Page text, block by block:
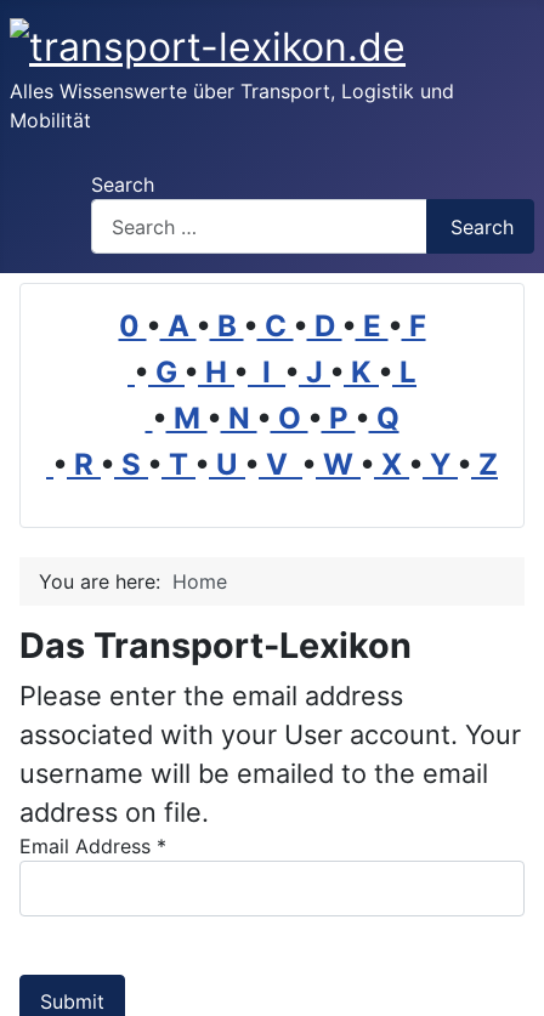
Alles Wissenswerte über Transport, Logistik und
Mobilität
Search
Search
0 • A • B • C • D • E • F
• G • H • I • J • K • L
• M • N • O • P • Q
• R • S • T • U • V • W • X • Y • Z
You are here: Home
Das Transport-Lexikon
Please enter the email address
associated with your User account. Your
username will be emailed to the email
address on file.
Email Address *
Submit